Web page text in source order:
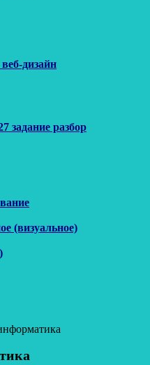
дизайн
задание разбор
(визуальное)